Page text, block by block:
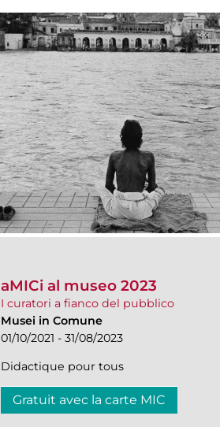
aMICi al museo 2023
I curatori a fianco del pubblico
Musei in Comune
01/10/2021 - 31/08/2023
Didactique pour tous
Gratuit avec la carte MIC